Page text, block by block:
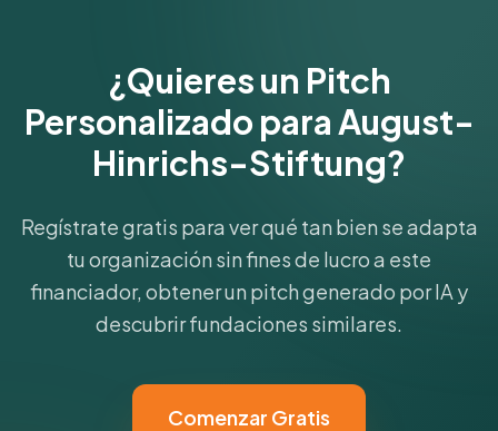
¿Quieres un Pitch
Personalizado para August-
Hinrichs-Stiftung?
Regístrate gratis para ver qué tan bien se adapta
tu organización sin fines de lucro a este
financiador, obtener un pitch generado por IA y
descubrir fundaciones similares.
Comenzar Gratis